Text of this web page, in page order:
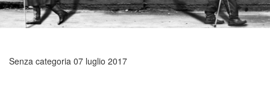
Senza categoria 07 luglio 2017